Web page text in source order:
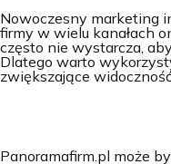
Nowoczesny marketing
firmy w wielu kanałach
często nie wystarcza,
Dlatego warto
zwiększające
Panoramafirm.pl może